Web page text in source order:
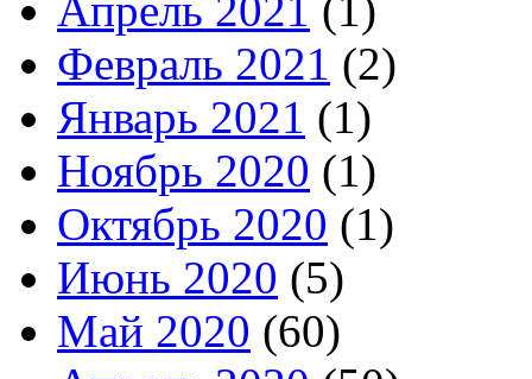
Февраль 2021 (2)
Январь 2021 (1)
Ноябрь 2020 (1)
Октябрь 2020 (1)
Июнь 2020 (5)
Май 2020 (60)